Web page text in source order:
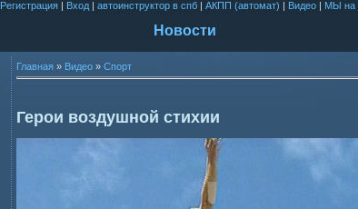
Регистрация| Вход| автоинструктор в спб| АКПП (автомат) | Видео| МЫ на
Новости
Главная » Видео » Спорт
Герои воздушной стихии